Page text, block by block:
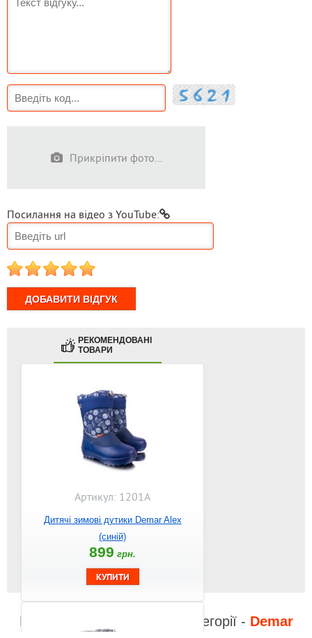
Прикріпити фото...
Посилання на відео з YouTube:
1 2 3 4 5
РЕКОМЕНДОВАНІ
ТОВАРИ
Артикул: 1201A
Дитячі зимові дутики Demar Alex
(синій)
899 грн.
Відео до інших товарів з категорії - Demar